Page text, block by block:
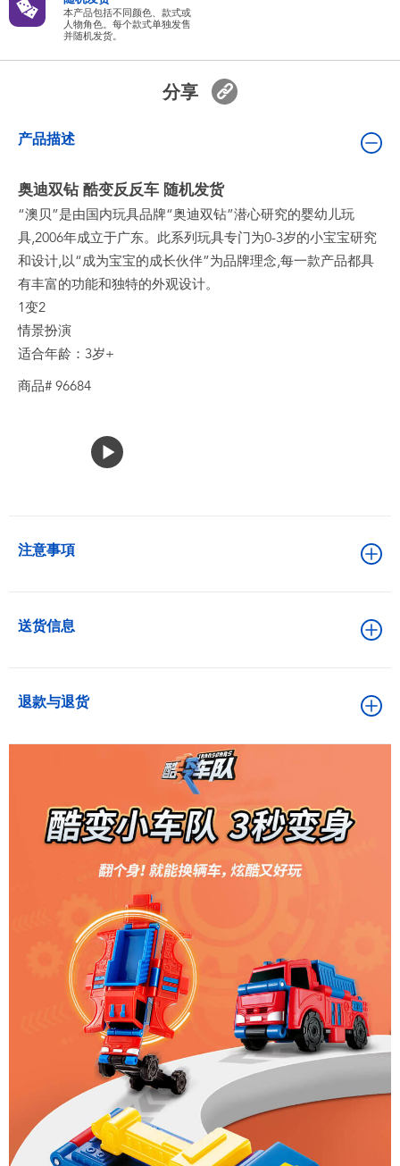
电池
玩具促销
玩具清货
本产品包括不同颜色、款式或
人物角色。每个款式单独发售
并随机发货。
分享
产品描述
奥迪双钻 酷变反反车 随机发货
“澳贝”是由国内玩具品牌“奥迪双钻”潜心研究的婴幼儿玩
具,2006年成立于广东。此系列玩具专门为0-3岁的小宝宝研究
和设计,以“成为宝宝的成长伙伴”为品牌理念,每一款产品都具
有丰富的功能和独特的外观设计。
1变2
情景扮演
适合年龄：3岁+
商品# 96684
注意事項
送货信息
退款与退货